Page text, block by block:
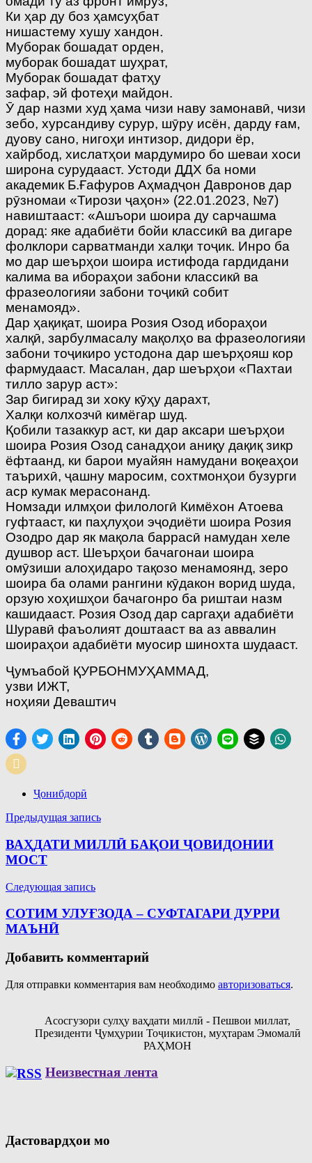
Ки ҳар ду боз ҳамсуҳбат
нишастему хушу хандон.
Муборак бошадат орден,
муборак бошадат шуҳрат,
Муборак бошадат фатҳу
зафар, эй фотеҳи майдон.
Ӯ дар назми худ ҳама чизи наву замонавӣ, чизи
зебо, хурсандиву сурур, шӯру исён, дарду ғам,
дуову сано, нигоҳи интизор, дидори ёр,
хайрбод, хислатҳои мардумиро бо шеваи хоси
широна сурудааст. Устоди ДДХ ба номи
академик Б.Ғафуров Аҳмадҷон Давронов дар
рӯзномаи «Тирози ҷаҳон» (22.01.2023, №7)
навиштааст: «Ашъори шоира ду сарчашма
дорад: яке адабиёти бойи классикӣ ва дигаре
фолклори сарватманди халқи тоҷик. Инро ба
мо дар шеърҳои шоира истифода гардидани
калима ва ибораҳои забони классикӣ ва
фразеологияи забони тоҷикӣ собит
менамояд».
Дар ҳақиқат, шоира Розия Озод ибораҳои
халқӣ, зарбулмасалу мақолҳо ва фразеологияи
забони тоҷикиро устодона дар шеърҳояш кор
фармудааст. Масалан, дар шеърҳои «Пахтаи
тилло зарур аст»:
Зар бигирад зи хоку кӯҳу дарахт,
Халқи колхозчӣ кимёгар шуд.
Қобили тазаккур аст, ки дар аксари шеърҳои
шоира Розия Озод санадҳои аниқу дақиқ зикр
ёфтаанд, ки барои муайян намудани воқеаҳои
таърихӣ, ҷашну маросим, сохтмонҳои бузурги
аср кумак мерасонанд.
Номзади илмҳои филологӣ Кимёхон Атоева
гуфтааст, ки паҳлуҳои эҷодиёти шоира Розия
Озодро дар як мақола баррасӣ намудан хеле
душвор аст. Шеърҳои бачагонаи шоира
омӯзиши алоҳидаро тақозо менамоянд, зеро
шоира ба олами рангини кӯдакон ворид шуда,
орзую хоҳишҳои бачагонро ба риштаи назм
кашидааст. Розия Озод дар саргаҳи адабиёти
Шуравӣ фаъолият доштааст ва аз аввалин
шоираҳои адабиёти муосир шинохта шудааст.
Ҷумъабой ҚУРБОНМУҲАММАД,
узви ИЖТ,
ноҳияи Деваштич
Ҷонибдорӣ
Навигация
по
записям
Предыдущая запись
ВАҲДАТИ МИЛЛӢ БАҚОИ ҶОВИДОНИИ
МОСТ
Следующая запись
СОТИМ УЛУҒЗОДА – СУФТАГАРИ ДУРРИ
МАЪНӢ
Добавить комментарий
Для отправки комментария вам необходимо авторизоваться.
Асосгузори сулҳу ваҳдати миллӣ - Пешвои миллат,
Президенти Ҷумҳурии Тоҷикистон, муҳтарам Эмомалӣ
РАҲМОН
Неизвестная лента
Дастовардҳои мо